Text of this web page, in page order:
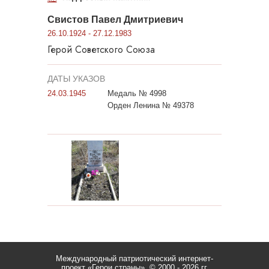
Свистов Павел Дмитриевич
26.10.1924 - 27.12.1983
Герой Советского Союза
ДАТЫ УКАЗОВ
24.03.1945
Медаль № 4998
Орден Ленина № 49378
Международный патриотический интернет-